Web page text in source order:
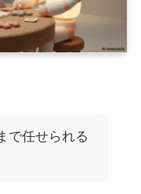
で任せられる